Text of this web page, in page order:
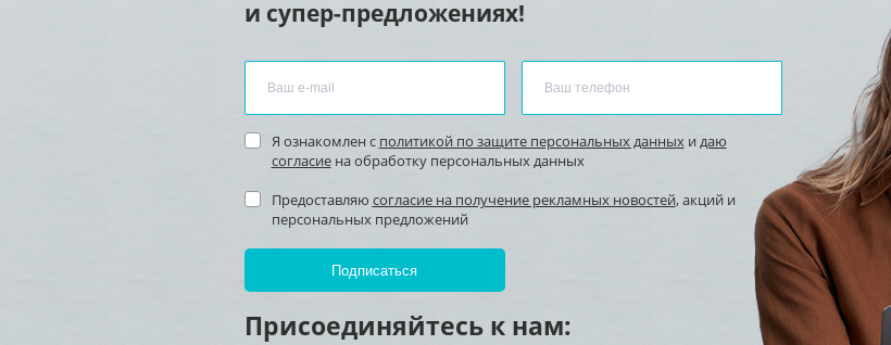
и супер-предложениях!
Я ознакомлен с политикой по защите персональных данных и даю
согласиена обработку персональных данных
Предоставляю согласие на получение рекламных новостей, акций и
персональных предложений
Присоединяйтесь к нам: